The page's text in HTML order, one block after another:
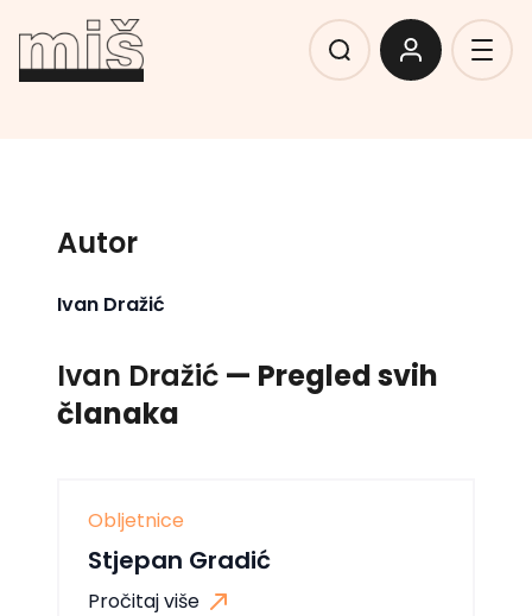
Autor
Ivan Dražić
Ivan Dražić — Pregled svih
članaka
Obljetnice
Stjepan Gradić
Pročitaj više